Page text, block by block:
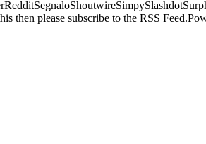
please subscribe to the RSS